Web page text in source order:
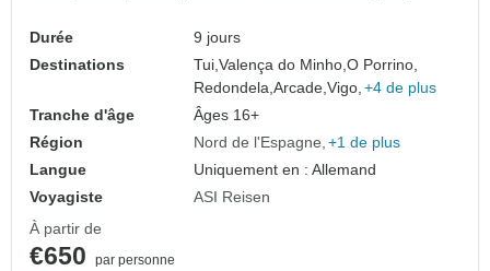
Durée
9 jours
Destinations
Tui,Valença do Minho,O Porrino,
Redondela,Arcade,Vigo, +4 de plus
Tranche d'âge
Âges 16+
Région
Nord de l'Espagne +1 de plus
Langue
Uniquement en : Allemand
Voyagiste
ASI Reisen
À partir de
€650
par personne